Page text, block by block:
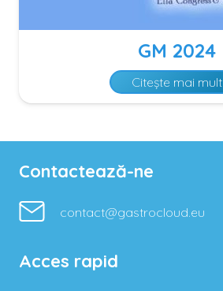
GM 2024
Citește mai mult
Contactează-ne
contact@gastrocloud.eu
Acces rapid